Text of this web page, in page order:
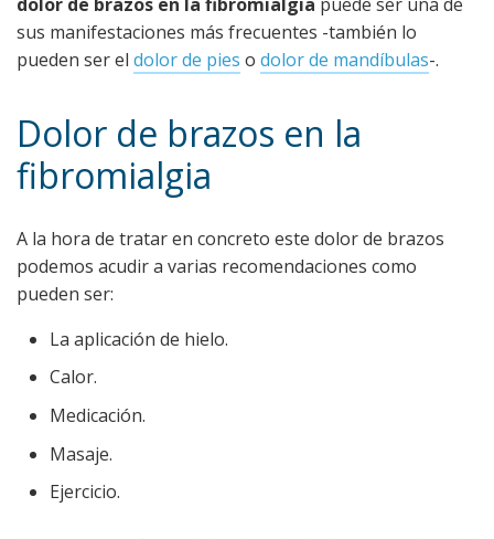
sus manifestaciones más frecuentes -también lo
pueden ser el dolor de pies o dolor de mandíbulas-.
Dolor de brazos en la
fibromialgia
A la hora de tratar en concreto este dolor de brazos
podemos acudir a varias recomendaciones como
pueden ser:
La aplicación de hielo.
Calor.
Medicación.
Masaje.
Ejercicio.